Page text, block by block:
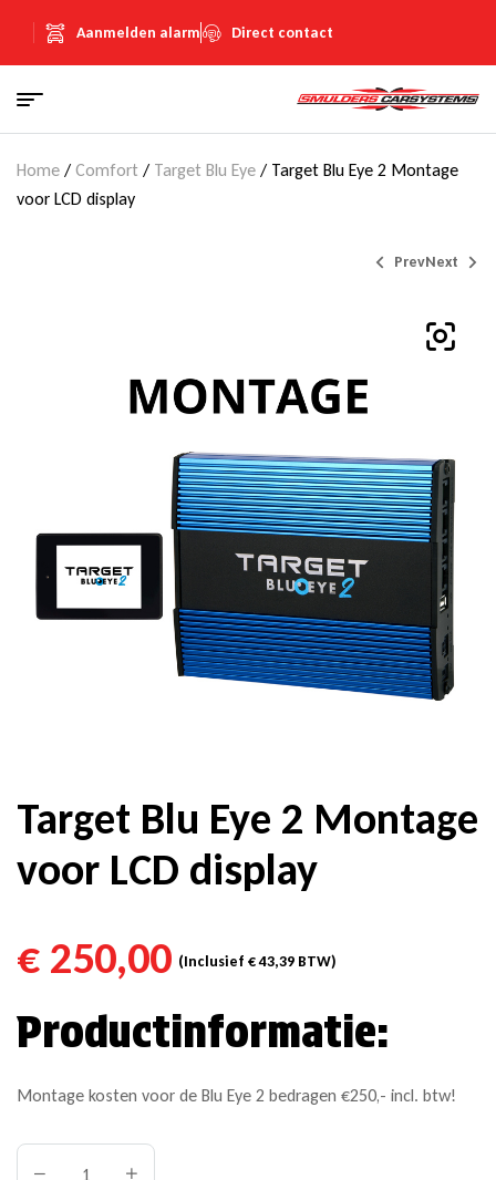
Aanmelden alarm Direct contact
Home / Comfort / Target Blu Eye / Target Blu Eye 2 Montage
voor LCD display
Prev
(Inclusief
BTW)
Next
(Inclusief
BTW)
Target Blu Eye 2 Montage
voor LCD display
€ 250,00 (Inclusief €43,39 BTW)
Productinformatie:
Montage kosten voor de Blu Eye 2 bedragen €250,- incl. btw!